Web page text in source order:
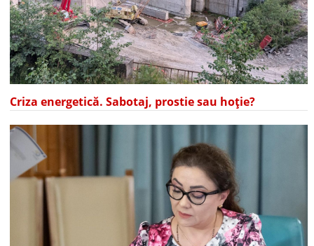
Criza energetică. Sabotaj, prostie sau hoție?